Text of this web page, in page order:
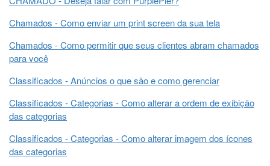
Chamados - Como enviar um print screen da sua tela
Chamados - Como permitir que seus clientes abram chamados
para você
Classificados - Anúncios o que são e como gerenciar
Classificados - Categorias - Como alterar a ordem de exibição
das categorias
Classificados - Categorias - Como alterar imagem dos ícones
das categorias